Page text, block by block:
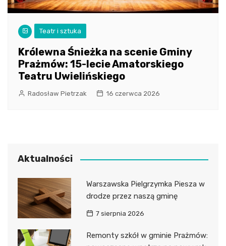
Teatr i sztuka
Królewna Śnieżka na scenie Gminy
Prażmów: 15-lecie Amatorskiego
Teatru Uwielińskiego
Radosław Pietrzak 16 czerwca 2026
Aktualności
Warszawska Pielgrzymka Piesza w
drodze przez naszą gminę
7 sierpnia 2026
Remonty szkół w gminie Prażmów: